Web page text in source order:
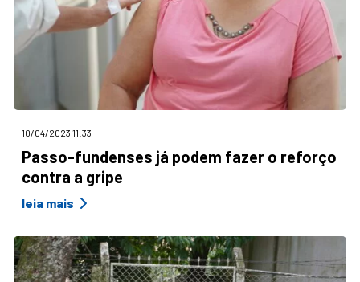
10/04/2023 11:33
Passo-fundenses já podem fazer o reforço
contra a gripe
leia mais